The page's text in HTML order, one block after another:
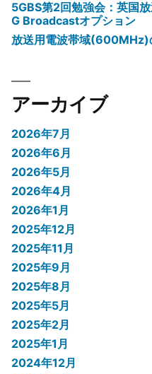
5GBS第2回勉強会：英国
G Broadcastオプション
放送用電波帯域(600MHz)
アーカイブ
2026年7月
2026年6月
2026年5月
2026年4月
2026年1月
2025年12月
2025年11月
2025年9月
2025年8月
2025年5月
2025年2月
2025年1月
2024年12月